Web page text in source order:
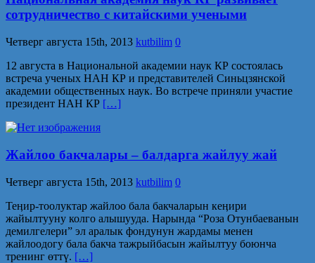
сотрудничество с китайскими учеными
Четверг августа 15th, 2013 kutbilim 0
12 августа в Национальной академии наук КР состоялась
встреча ученых НАН КР и представителей Синьцзянской
академии обществен­ных наук. Во встрече приняли участие
президент НАН КР […]
Жайлоо бакчалары – балдарга жайлуу жай
Четверг августа 15th, 2013 kutbilim 0
Теӊир-тоолуктар жайлоо бала бакчаларын кеӊири
жайылтууну колго алышууда. Нарында “Роза Отунбаеванын
демилгелери” эл аралык фондунун жардамы менен
жайлоодогу бала бакча тажрыйбасын жайылтуу боюнча
тренинг өттү. […]